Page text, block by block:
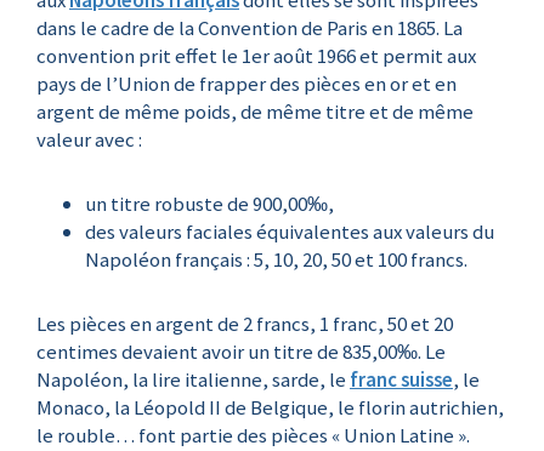
dans le cadre de la Convention de Paris en 1865. La
convention prit effet le 1er août 1966 et permit aux
pays de l’Union de frapper des pièces en or et en
argent de même poids, de même titre et de même
valeur avec :
un titre robuste de 900,00‰,
des valeurs faciales équivalentes aux valeurs du
Napoléon français : 5, 10, 20, 50 et 100 francs.
Les pièces en argent de 2 francs, 1 franc, 50 et 20
centimes devaient avoir un titre de 835,00‰. Le
Napoléon, la lire italienne, sarde, le franc suisse, le
Monaco, la Léopold II de Belgique, le florin autrichien,
le rouble… font partie des pièces « Union Latine ».